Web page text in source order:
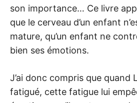
son importance… Ce livre
que le cerveau d’un enfant
mature, qu’un enfant ne
bien ses émotions.
J’ai donc compris que quand
fatigué, cette fatigue lui